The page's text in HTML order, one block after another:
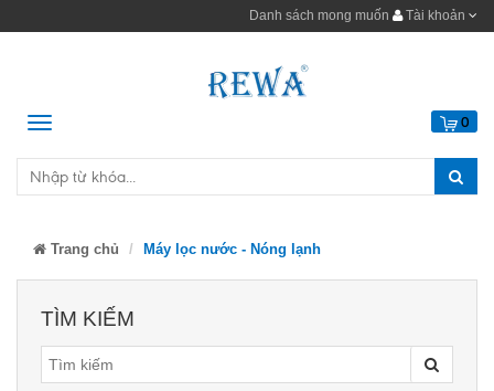
Danh sách mong muốn Tài khoản
Menu 0
Trang chủ Máy lọc nước - Nóng lạnh
TÌM KIẾM